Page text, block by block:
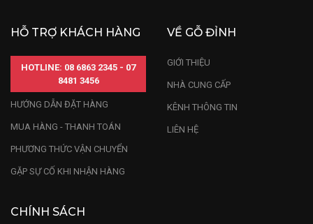
HỖ TRỢ KHÁCH HÀNG
HOTLINE: 08 6863 2345 - 07
8481 3456
HƯỚNG DẪN ĐẶT HÀNG
MUA HÀNG - THANH TOÁN
PHƯƠNG THỨC VẬN CHUYỂN
GẶP SỰ CỐ KHI NHẬN HÀNG
VỀ GỖ ĐỈNH
GIỚI THIỆU
NHÀ CUNG CẤP
KÊNH THÔNG TIN
LIÊN HỆ
CHÍNH SÁCH